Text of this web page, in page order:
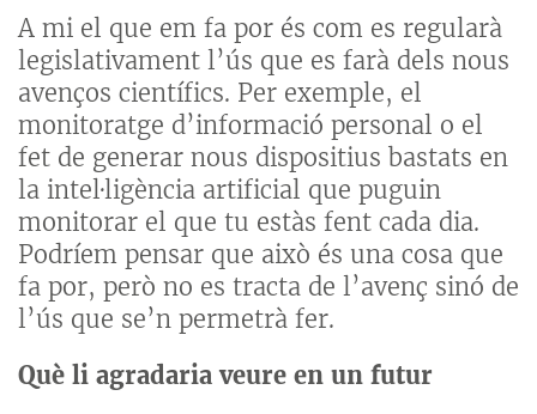
A mi el que em fa por és com es regularà
legislativament l’ús que es farà dels nous
avenços científics. Per exemple, el
monitoratge d’informació personal o el
fet de generar nous dispositius bastats en
la intel·ligència artificial que puguin
monitorar el que tu estàs fent cada dia.
Podríem pensar que això és una cosa que
fa por, però no es tracta de l’avenç sinó de
l’ús que se’n permetrà fer.
Què li agradaria veure en un futur